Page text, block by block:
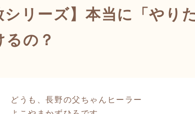
シリーズ】本当に「やり
るの？
どうも、長野の父ちゃんヒーラー